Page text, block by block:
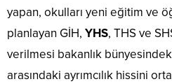
yapan, okulları yeni eğitim ve
planlayan GİH, YHS, THS ve
verilmesi bakanlık
arasındaki ayrımcılık hissini